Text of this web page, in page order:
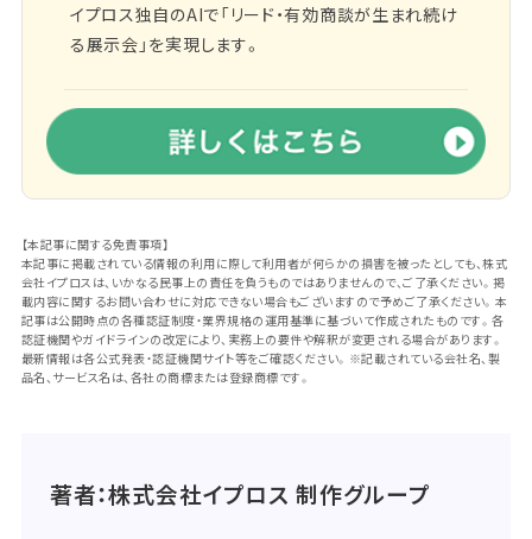
イプロス独自のAIで「リード・有効商談が生まれ続け
る展示会」を実現します。
【本記事に関する免責事項】
本記事に掲載されている情報の利用に際して利用者が何らかの損害を被ったとしても、株式
会社イプロスは、いかなる民事上の責任を負うものではありませんので、ご了承ください。掲
載内容に関するお問い合わせに対応できない場合もございますので予めご了承ください。本
記事は公開時点の各種認証制度・業界規格の運用基準に基づいて作成されたものです。各
認証機関やガイドラインの改定により、実務上の要件や解釈が変更される場合があります。
最新情報は各公式発表・認証機関サイト等をご確認ください。※記載されている会社名、製
品名、サービス名は、各社の商標または登録商標です。
著者：株式会社イプロス 制作グループ